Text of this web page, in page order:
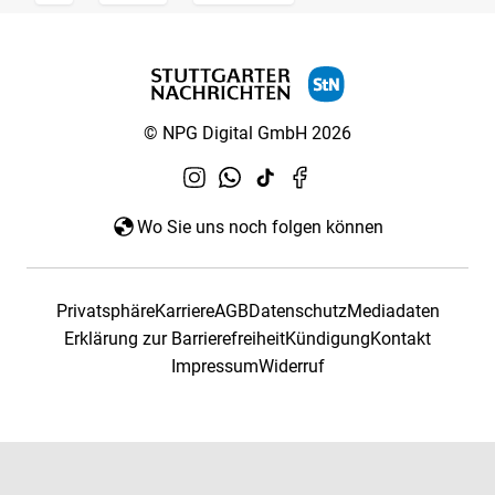
© NPG Digital GmbH 2026
Wo Sie uns noch folgen können
PrivatsphäreKarriereAGBDatenschutzMediadaten
Erklärung zur BarrierefreiheitKündigungKontakt
ImpressumWiderruf